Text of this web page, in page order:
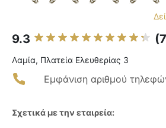
9.3
Λαμία, Πλατεία Ελευθερίας 3
Εμφάνιση αριθμού
Σχετικά με την εταιρεία: